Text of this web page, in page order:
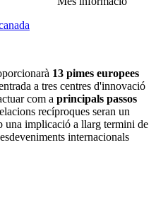
13 pimes europees
a tres centres d'innovació
com a principals passos
recíproques seran un
una implicació a llarg termini de
internacionals